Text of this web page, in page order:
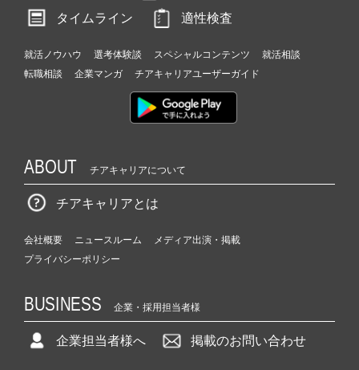
タイムライン
適性検査
就活ノウハウ 選考体験談 スペシャルコンテンツ
就活相談
転職相談
企業マンガ チアキャリアユーザーガイド
ABOUT チアキャリアについて
チアキャリアとは
会社概要 ニュースルーム
メディア出演・掲載
プライバシーポリシー
BUSINESS 企業・採用担当者様
企業担当者様へ 掲載のお問い合わせ